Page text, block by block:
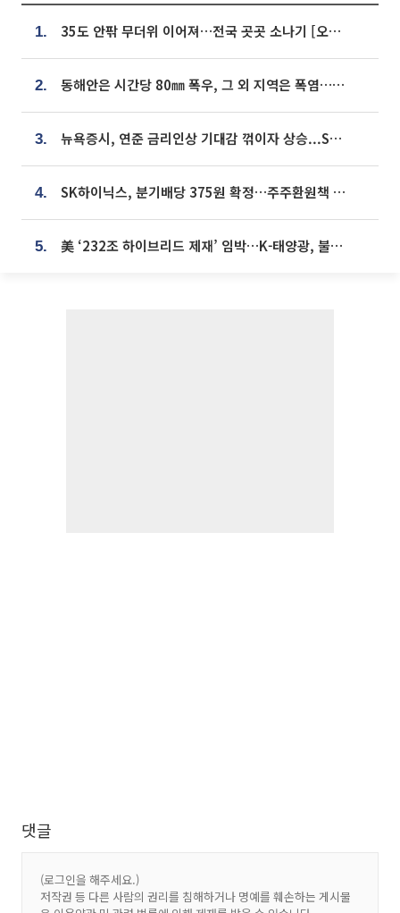
1. 35도 안팎 무더위 이어져…전국 곳곳 소나기 [오늘 날씨]
2. 동해안은 시간당 80㎜ 폭우, 그 외 지역은 폭염…‘극과 극 날씨’
3. 뉴욕증시, 연준 금리인상 기대감 꺾이자 상승...S&P500 사상 최고치 [종합]
4. SK하이닉스, 분기배당 375원 확정…주주환원책 9월로 앞당겨 발표
5. 美 ‘232조 하이브리드 제재’ 임박…K-태양광, 불확실성 털고 날개 다나
댓글